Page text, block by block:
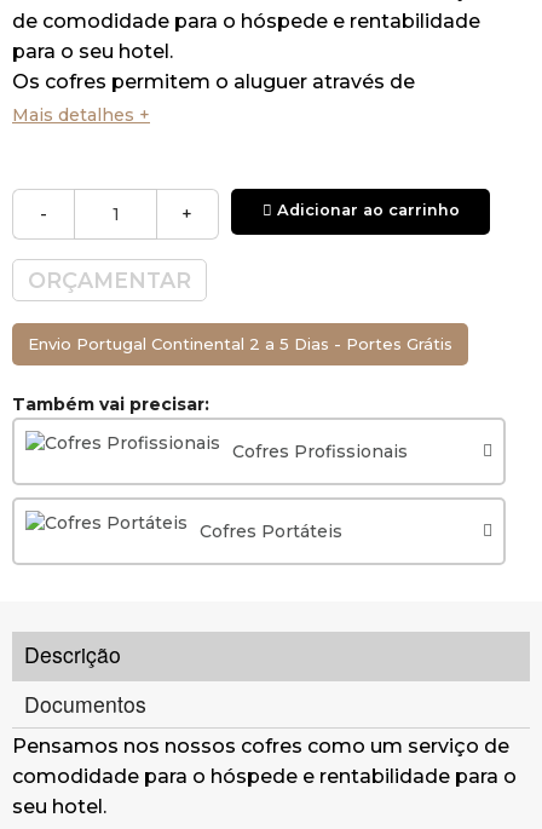
de comodidade para o hóspede e rentabilidade
para o seu hotel.
Os cofres permitem o aluguer através de
software.
Win.
proporcionado um código de ativação do cofre
O código permite fechar o cofre até ao dia e
hora indicados.
Registo de quartos
Com o software recém instalado são
registados os quartos e os andares.
Seleção do período de aluguer
Número de quarto e dia - hora de desativação.
O programa faculta um código especial para a
ativação do cofre do quarto durante um
período definido e imprime um ticket-contrato.
Ticket código de ativação
Mais detalhes +
- + Adicionar ao carrinho
ORÇAMENTAR
Envio Portugal Continental 2 a 5 Dias - Portes Grátis
Também vai precisar:
Cofres Profissionais
Cofres Portáteis
Descrição
Documentos
Pensamos nos nossos cofres como um serviço de
comodidade para o hóspede e rentabilidade para o
seu hotel.